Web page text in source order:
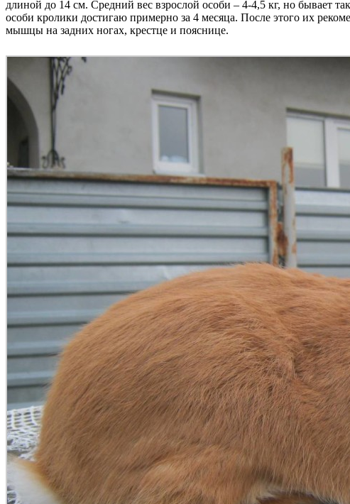
длиной до 14 см. Средний вес взрослой особи – 4-4,5 кг, но бывает
особи кролики достигаю примерно за 4 месяца. После этого их
мышцы на задних ногах, крестце и пояснице.